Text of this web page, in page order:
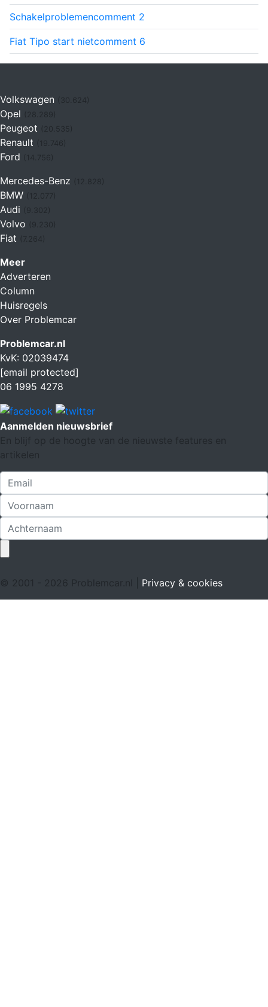
Schakelproblemencomment 2
Fiat Tipo start nietcomment 6
Volkswagen (30.624)
Opel
Peugeot
Renault (19.746)
Ford (14.756)
Mercedes-Benz
BMW
Audi
Volvo
Fiat (7.264)
Meer
Adverteren
Column
Huisregels
Over Problemcar
Problemcar.nl
KvK: 02039474
[email protected]
06 1995 4278
Aanmelden nieuwsbrief
En blijf op de hoogte van de nieuwste features en
artikelen
© 2001 - 2026 Problemcar.nl | Privacy & cookies